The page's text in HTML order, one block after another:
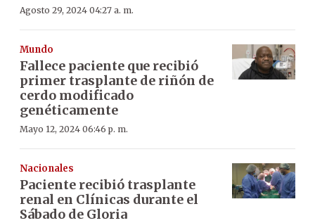
Agosto 29, 2024 04:27 a. m.
Mundo
Fallece paciente que recibió
primer trasplante de riñón de
cerdo modificado
genéticamente
Mayo 12, 2024 06:46 p. m.
Nacionales
Paciente recibió trasplante
renal en Clínicas durante el
Sábado de Gloria